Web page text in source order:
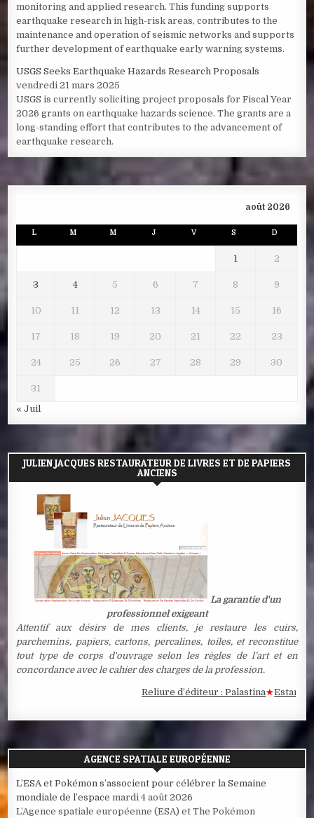
monitoring and applied research. This funding supports
earthquake research in high-risk areas, contributes to the
maintenance and operation of seismic networks and supports
further development of earthquake early warning systems.
USGS Seeks Earthquake Hazards Research Proposals
vendredi 21 mars 2025
USGS is currently soliciting project proposals for Fiscal Year
2026 grants on earthquake hazards science. The grants are a
long-standing effort that contributes to the advancement of
earthquake research.
août 2026
L M M J V S D
1 2
3 4 5 6 7 8 9
10 11 12 13 14 15 16
17 18 19 20 21 22 23
24 25 26 27 28 29 30
31
« Juil
JULIEN JACQUES RESTAURATEUR DE LIVRES ET DE PAPIERS
ANCIENS
La garantie d'un
professionnel exigeant
Attentif aux désirs de mes clients, je restaure les cuirs,
parchemins, papiers, cartons, percalines, toiles, et reconstitue
tout type de corps d'ouvrage selon les règles de l’art et en
concordance avec le cahier des charges de la profession.
Reliure d’éditeur : Palastina★Estampe à
AGENCE SPATIALE EUROPÉENNE
L’ESA et Pokémon s’associent pour célébrer la Semaine
mondiale de l’espace mardi 4 août 2026
L’Agence spatiale européenne (ESA) et The Pokémon